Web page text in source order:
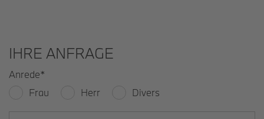
IHRE ANFRAGE
Anrede*
Frau
Herr Divers